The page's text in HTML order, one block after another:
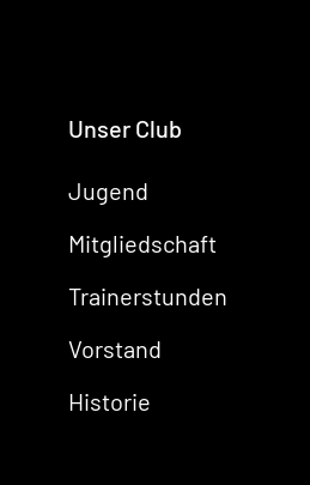
Unser Club
Jugend
Mitgliedschaft
Trainerstunden
Vorstand
Historie